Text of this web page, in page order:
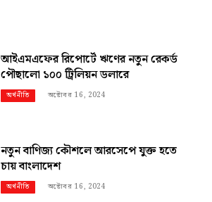
আইএমএফের রিপোর্টে ঋণের নতুন রেকর্ড
পৌছালো ১০০ ট্রিলিয়ন ডলারে
অর্থনীতি অক্টোবর 16, 2024
নতুন বাণিজ্য কৌশলে আরসেপে যুক্ত হতে
চায় বাংলাদেশ
অর্থনীতি অক্টোবর 16, 2024